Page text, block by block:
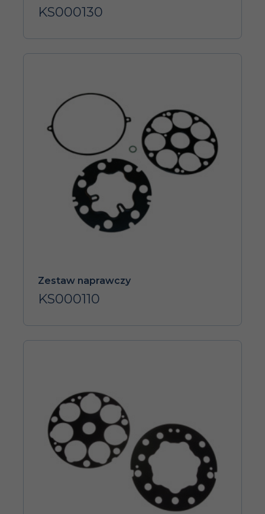
KS000130
Zestaw naprawczy
KS000110